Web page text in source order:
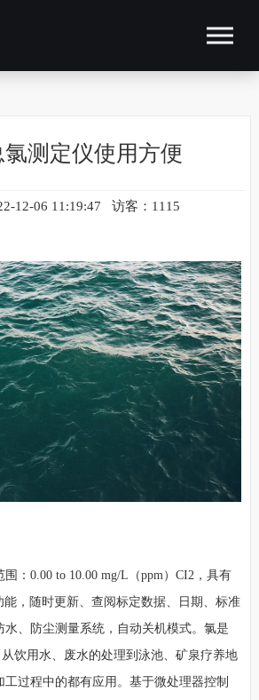
测定仪使用方便
12-06 11:19:47 访客：1115
：0.00 to 10.00 mg/L（ppm）CI2，具有
能，随时更新、查阅标定数据、日期、标准
水、防尘测量系统，自动关机模式。氯是
饮用水、废水的处理到泳池、矿泉疗养地
工过程中的都有应用。基于微处理器控制